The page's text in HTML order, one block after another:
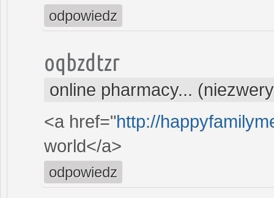
odpowiedz
oqbzdtzr
online pharmacy...
<a href="http://
world</a>
odpowiedz